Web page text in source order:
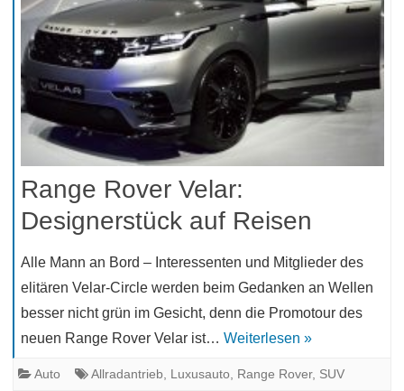
Range Rover Velar:
Designerstück auf Reisen
Alle Mann an Bord – Interessenten und Mitglieder des
elitären Velar-Circle werden beim Gedanken an Wellen
besser nicht grün im Gesicht, denn die Promotour des
neuen Range Rover Velar ist… Weiterlesen »
Auto Allradantrieb Luxusauto Range Rover, SUV